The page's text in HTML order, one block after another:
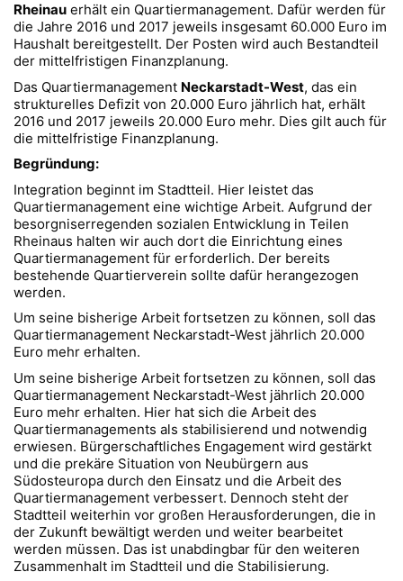
Rheinau erhält ein Quartiermanagement. Dafür werden für
die Jahre 2016 und 2017 jeweils insgesamt 60.000 Euro im
Haushalt bereitgestellt. Der Posten wird auch Bestandteil
der mittelfristigen Finanzplanung.
Das Quartiermanagement Neckarstadt-West, das ein
strukturelles Defizit von 20.000 Euro jährlich hat, erhält
2016 und 2017 jeweils 20.000 Euro mehr. Dies gilt auch für
die mittelfristige Finanzplanung.
Begründung:
Integration beginnt im Stadtteil. Hier leistet das
Quartiermanagement eine wichtige Arbeit. Aufgrund der
besorgniserregenden sozialen Entwicklung in Teilen
Rheinaus halten wir auch dort die Einrichtung eines
Quartiermanagement für erforderlich. Der bereits
bestehende Quartierverein sollte dafür herangezogen
werden.
Um seine bisherige Arbeit fortsetzen zu können, soll das
Quartiermanagement Neckarstadt-West jährlich 20.000
Euro mehr erhalten.
Um seine bisherige Arbeit fortsetzen zu können, soll das
Quartiermanagement Neckarstadt-West jährlich 20.000
Euro mehr erhalten. Hier hat sich die Arbeit des
Quartiermanagements als stabilisierend und notwendig
erwiesen. Bürgerschaftliches Engagement wird gestärkt
und die prekäre Situation von Neubürgern aus
Südosteuropa durch den Einsatz und die Arbeit des
Quartiermanagement verbessert. Dennoch steht der
Stadtteil weiterhin vor großen Herausforderungen, die in
der Zukunft bewältigt werden und weiter bearbeitet
werden müssen. Das ist unabdingbar für den weiteren
Zusammenhalt im Stadtteil und die Stabilisierung.